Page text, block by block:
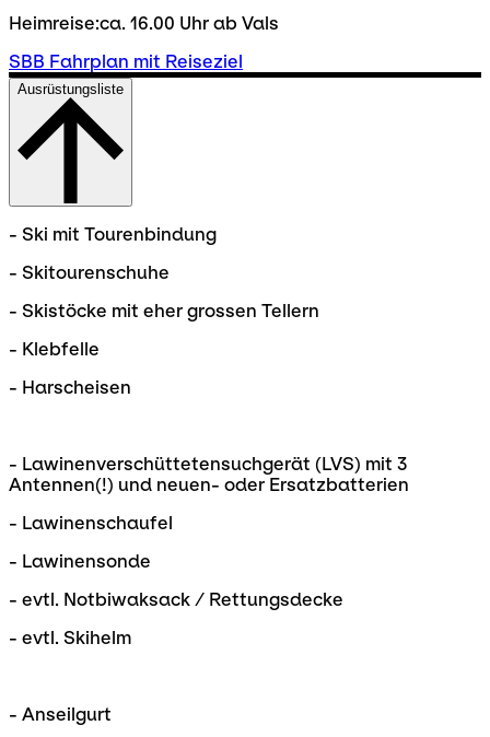
Heimreise:ca. 16.00 Uhr ab Vals
SBB Fahrplan mit Reiseziel
Ausrüstungsliste
- Ski mit Tourenbindung
- Skitourenschuhe
- Skistöcke mit eher grossen Tellern
- Klebfelle
- Harscheisen
- Lawinenverschüttetensuchgerät (LVS) mit 3
Antennen(!) und neuen- oder Ersatzbatterien
- Lawinenschaufel
- Lawinensonde
- evtl. Notbiwaksack / Rettungsdecke
- evtl. Skihelm
- Anseilgurt